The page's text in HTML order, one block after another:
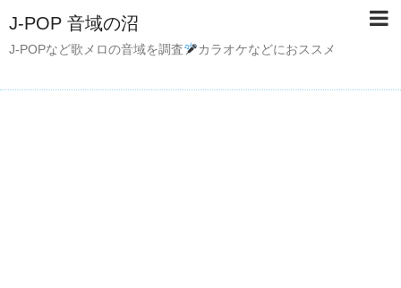
J-POP 音域の沼
J-POPなど歌メロの音域を調査 カラオケなどにおススメ